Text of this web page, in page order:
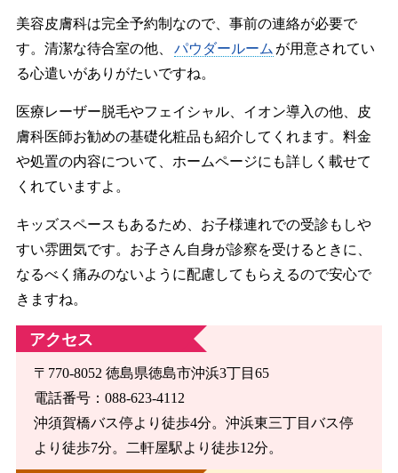
美容皮膚科は完全予約制なので、事前の連絡が必要で
す。清潔な待合室の他、
パウダールーム が用意されてい
る心遣いがありがたいですね。
医療レーザー脱毛やフェイシャル、イオン導入の他、皮
膚科医師お勧めの基礎化粧品も紹介してくれます。料金
や処置の内容について、ホームページにも詳しく載せて
くれていますよ。
キッズスペースもあるため、お子様連れでの受診もしや
すい雰囲気です。お子さん自身が診察を受けるときに、
なるべく痛みのないように配慮してもらえるので安心で
きますね。
アクセス
〒770-8052 徳島県徳島市沖浜3丁目65
電話番号：088-623-4112
沖須賀橋バス停より徒歩4分。沖浜東三丁目バス停
より徒歩7分。二軒屋駅より徒歩12分。